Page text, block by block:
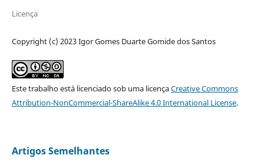
Licença
Copyright (c) 2023 Igor Gomes Duarte Gomide dos Santos
Este trabalho está licenciado sob uma licençaCreative Commons
Attribution-NonCommercial-ShareAlike 4.0 International License.
Artigos Semelhantes